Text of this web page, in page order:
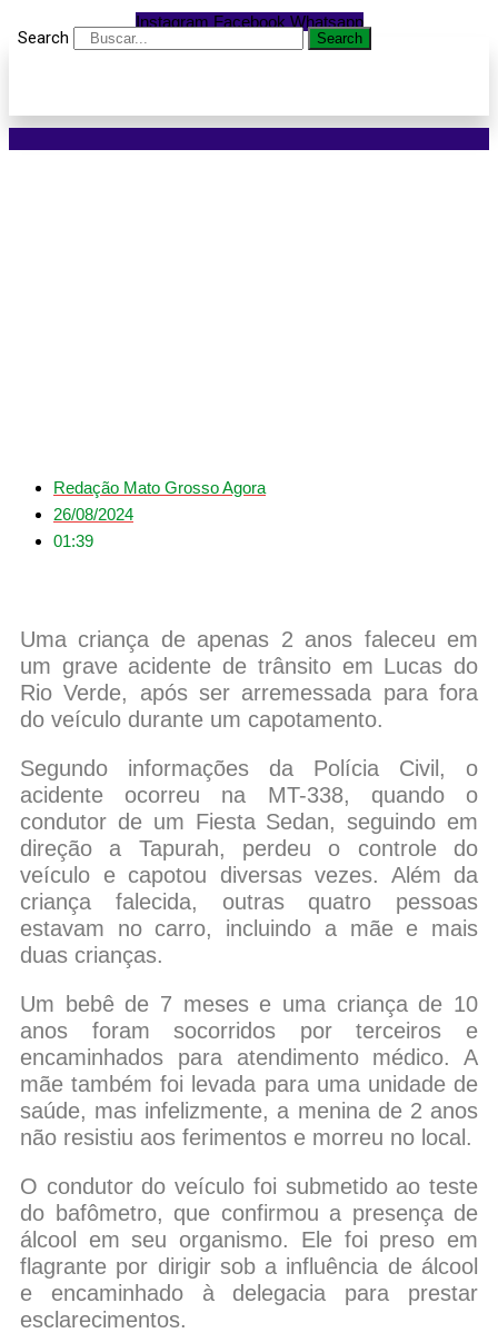
Instagram Facebook Whatsapp
Search Search
Redação Mato Grosso Agora
26/08/2024
01:39
Uma criança de apenas 2 anos faleceu em
um grave acidente de trânsito em Lucas do
Rio Verde, após ser arremessada para fora
do veículo durante um capotamento.
Segundo informações da Polícia Civil, o
acidente ocorreu na MT-338, quando o
condutor de um Fiesta Sedan, seguindo em
direção a Tapurah, perdeu o controle do
veículo e capotou diversas vezes. Além da
criança falecida, outras quatro pessoas
estavam no carro, incluindo a mãe e mais
duas crianças.
Um bebê de 7 meses e uma criança de 10
anos foram socorridos por terceiros e
encaminhados para atendimento médico. A
mãe também foi levada para uma unidade de
saúde, mas infelizmente, a menina de 2 anos
não resistiu aos ferimentos e morreu no local.
O condutor do veículo foi submetido ao teste
do bafômetro, que confirmou a presença de
álcool em seu organismo. Ele foi preso em
flagrante por dirigir sob a influência de álcool
e encaminhado à delegacia para prestar
esclarecimentos.